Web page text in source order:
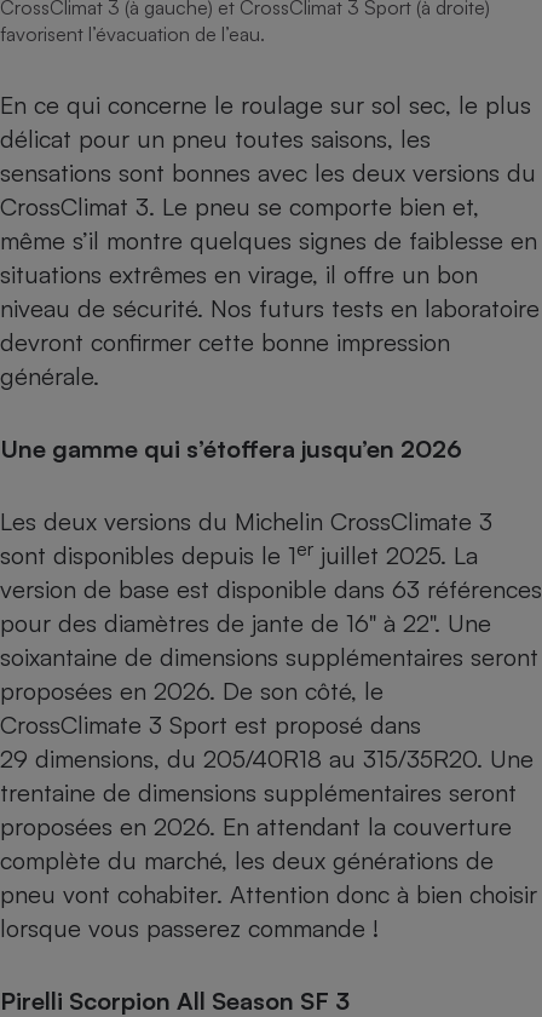
CrossClimat 3 (à gauche) et CrossClimat 3 Sport (à droite)
favorisent l’évacuation de l’eau.
En ce qui concerne le roulage sur sol sec, le plus
délicat pour un pneu toutes saisons, les
sensations sont bonnes avec les deux versions du
CrossClimat 3. Le pneu se comporte bien et,
même s’il montre quelques signes de faiblesse en
situations extrêmes en virage, il offre un bon
niveau de sécurité. Nos futurs tests en laboratoire
devront confirmer cette bonne impression
générale.
Une gamme qui s’étoffera jusqu’en 2026
Les deux versions du Michelin CrossClimate 3
sont disponibles depuis le 1er juillet 2025. La
version de base est disponible dans 63 références
pour des diamètres de jante de 16" à 22". Une
soixantaine de dimensions supplémentaires seront
proposées en 2026. De son côté, le
CrossClimate 3 Sport est proposé dans
29 dimensions, du 205/40R18 au 315/35R20. Une
trentaine de dimensions supplémentaires seront
proposées en 2026. En attendant la couverture
complète du marché, les deux générations de
pneu vont cohabiter. Attention donc à bien choisir
lorsque vous passerez commande !
Pirelli Scorpion All Season SF 3